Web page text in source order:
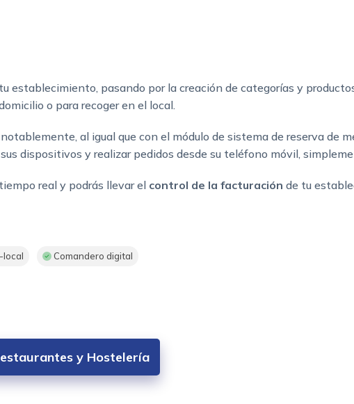
establecimiento, pasando por la creación de categorías y
o para recoger en el local.
al igual que con el módulo de sistema de reserva de
dispositivos y realizar pedidos desde su teléfono móvil,
real y podrás llevar el control de la facturación de tu
local Comandero digital
y Hostelería